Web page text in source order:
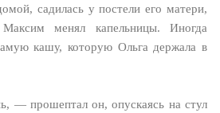
садилась у постели его матери,
менял капельницы. Иногда
кашу, которую Ольга держала в
— прошептал он, опускаясь на стул